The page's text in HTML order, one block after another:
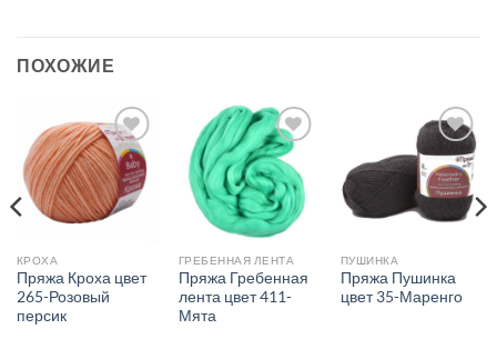
ПОХОЖИЕ
Добавить в
избранное.
КРОХА
Пряжа Кроха цвет
265-Розовый
персик
Добавить в
избранное.
ГРЕБЕННАЯ ЛЕНТА
Пряжа Гребенная
лента цвет 411-
Мята
Добавить в
избранное.
ПУШИНКА
Пряжа Пушинка
цвет 35-Маренго